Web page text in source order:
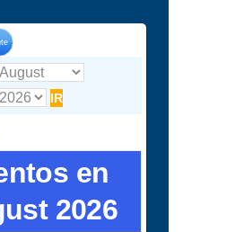
en
2026